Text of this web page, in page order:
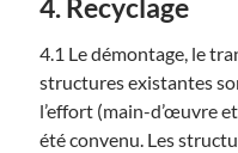
4. Recyclage
4.1 Le démontage, le
structures existantes
l’effort (main-d’œuvre
été convenu. Les